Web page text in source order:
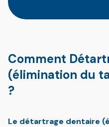
Comment
(élimination du
?
Le détartrage dentaire